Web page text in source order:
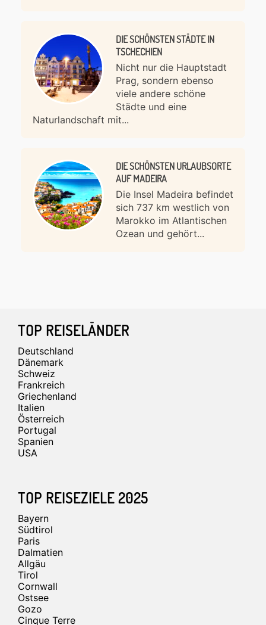
DIE SCHÖNSTEN STÄDTE IN
TSCHECHIEN
Nicht nur die Hauptstadt
Prag, sondern ebenso
viele andere schöne
Städte und eine
Naturlandschaft mit...
DIE SCHÖNSTEN URLAUBSORTE
AUF MADEIRA
Die Insel Madeira befindet
sich 737 km westlich von
Marokko im Atlantischen
Ozean und gehört...
Footer
TOP REISELÄNDER
Deutschland
Dänemark
Schweiz
Frankreich
Griechenland
Italien
Österreich
Portugal
Spanien
USA
TOP REISEZIELE 2025
Bayern
Südtirol
Paris
Dalmatien
Allgäu
Tirol
Cornwall
Ostsee
Gozo
Cinque Terre